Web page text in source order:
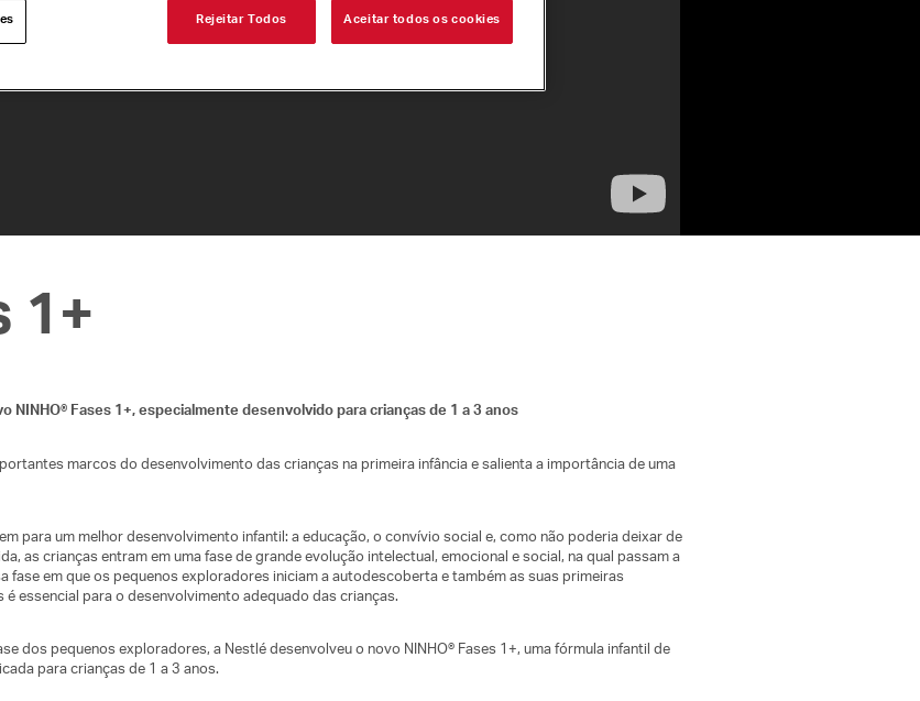
1+
NINHO® Fases 1+, especialmente desenvolvido para crianças de 1 a 3 anos
marcos do desenvolvimento das crianças na primeira infância e salienta a importância de uma
para um melhor desenvolvimento infantil: a educação, o convívio social e, como não poderia deixar de
as crianças entram em uma fase de grande evolução intelectual, emocional e social, na qual passam a
em que os pequenos exploradores iniciam a autodescoberta e também as suas primeiras
essencial para o desenvolvimento adequado das crianças.
dos pequenos exploradores, a Nestlé desenvolveu o novo NINHO® Fases 1+, uma fórmula infantil de
para crianças de 1 a 3 anos.
Rejeitar Todos Aceitar todos os cookies